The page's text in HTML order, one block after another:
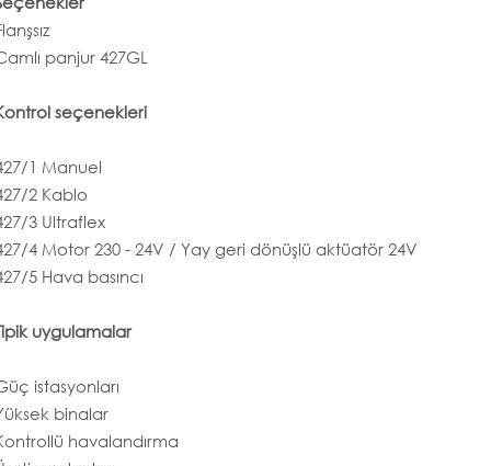
panjur 427GL
seçenekleri
1 Manuel
2 Kablo
3 Ultraflex
4 Motor 230 - 24V / Yay geri dönüşlü aktüatör 24V
5 Hava basıncı
uygulamalar
istasyonları
binalar
havalandırma